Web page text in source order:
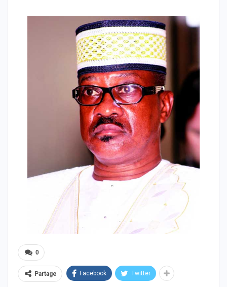
0
Partage Facebook Twitter